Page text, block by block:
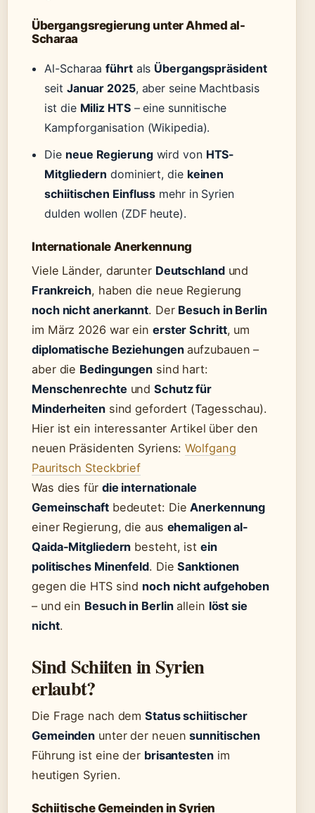
Übergangsregierung unter Ahmed al-
Scharaa
Al-Scharaaführtals Übergangspräsident
seit Januar 2025, aber seine Machtbasis
ist die Miliz HTS– eine sunnitische
Kampforganisation (Wikipedia).
Die neue Regierungwird von HTS-
Mitgliedern dominiert, die keinen
schiitischen Einfluss mehr in Syrien
dulden wollen (ZDF heute).
Internationale Anerkennung
Viele Länder, darunter Deutschlandund
Frankreich, haben die neue Regierung
noch nicht anerkannt. Der Besuch in Berlin
im März 2026 war ein erster Schritt, um
diplomatische Beziehungenaufzubauen –
aber die Bedingungen sind hart:
MenschenrechteundSchutz für
Minderheitensind gefordert (Tagesschau).
Hier ist ein interessanter Artikel über den
neuen Präsidenten Syriens:Wolfgang
Pauritsch Steckbrief
Was dies für die internationale
Gemeinschaftbedeutet: DieAnerkennung
einer Regierung, die aus ehemaligen al-
Qaida-Mitgliedern besteht, ist ein
politisches Minenfeld. DieSanktionen
gegen die HTS sind noch nicht aufgehoben
– und ein Besuch in Berlinallein löst sie
nicht.
Sind Schiiten in Syrien
erlaubt?
Die Frage nach demStatus schiitischer
Gemeinden unter der neuensunnitischen
Führung ist eine der brisantestenim
heutigen Syrien.
Schiitische Gemeinden in Syrien